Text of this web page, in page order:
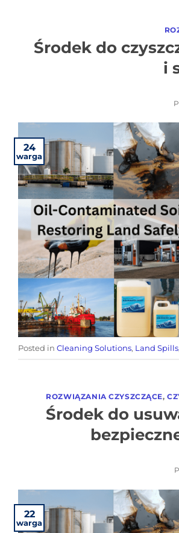
Środek do
i
24
warga
Posted in Cleaning Solutions, Land Spills
ROZWIĄZANIA CZYSZCZĄCE,
Środek do
22
warga